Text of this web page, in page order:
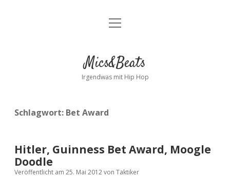
Kontakt
facebookinstagram
bandcamp
spotify
Menü
Mics&Beats
Irgendwas mit Hip Hop
Schlagwort: Bet Award
Hitler, Guinness Bet Award, Moogle
Doodle
Veröffentlicht am 25. Mai 2012von Taktiker